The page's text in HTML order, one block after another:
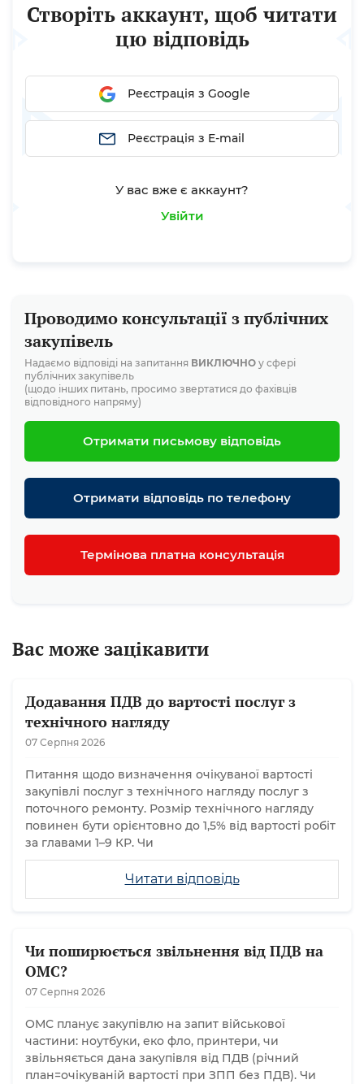
укладення договору...
Створіть аккаунт, щоб читати
цю відповідь
Реєстрація з Google
Реєстрація з E-mail
У вас вже є аккаунт?
Увійти
Проводимо консультації з публічних
закупівель
Надаємо відповіді на запитання ВИКЛЮЧНО у сфері
публічних закупівель
(щодо інших питань, просимо звертатися до фахівців
відповідного напряму)
Отримати письмову відповідь
Отримати відповідь по телефону
Термінова платна консультація
Вас може зацікавити
Додавання ПДВ до вартості послуг з
технічного нагляду
07 Серпня 2026
Читати відповідь
Питання щодо визначення очікуваної вартості
закупівлі послуг з технічного нагляду послуг з
поточного ремонту. Розмір технічного нагляду
повинен бути орієнтовно до 1,5% від вартості робіт
за главами 1–9 КР. Чи
Чи поширюється звільнення від ПДВ на
ОМС?
07 Серпня 2026
ОМС планує закупівлю на запит військової
частини: ноутбуки, еко фло, принтери, чи
звільняється дана закупівля від ПДВ (річний
план=очікуваній вартості при ЗПП без ПДВ). Чи